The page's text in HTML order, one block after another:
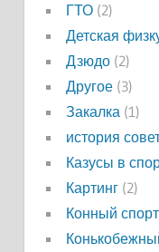
ГТО(2)
Детская
Дзюдо(2)
Другое(3)
Закалка (1)
история
Казусы в
Картинг(2)
Конный спорт